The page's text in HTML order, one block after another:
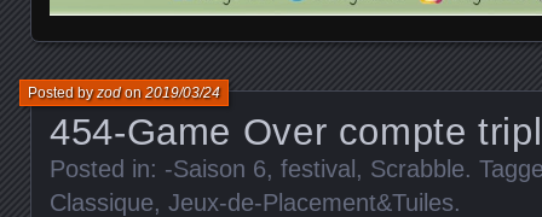
454-Game Over compte
Posted byzodon2019/03/24
Posted in: -Saison 6, festival, Scrabble.
Classique, Jeux-de-Placement&Tuiles.